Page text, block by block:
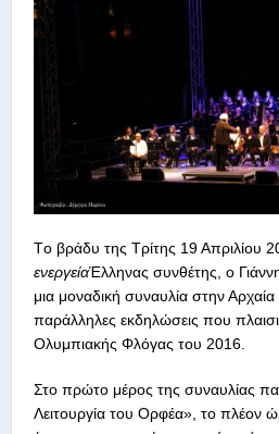
Tο βράδυ της Τρίτης 19 Απριλίου
ενεργείαΈλληνας συνθέτης, ο
μια μοναδική συναυλία στην
παράλληλες εκδηλώσεις που
Ολυμπιακής Φλόγας του 2016.
Στο πρώτο μέρος της συναυλίας
Λειτουργία του Ορφέα», το πλέον